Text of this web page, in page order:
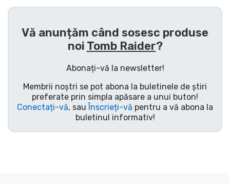
Vă anunțăm când sosesc produse
noi Tomb Raider?
Abonați-vă la newsletter!
Membrii noștri se pot abona la buletinele de știri
preferate prin simpla apăsare a unui buton!
Conectați-vă, sau Înscrieți-vă pentru a vă abona la
buletinul informativ!
Tipuri de produse